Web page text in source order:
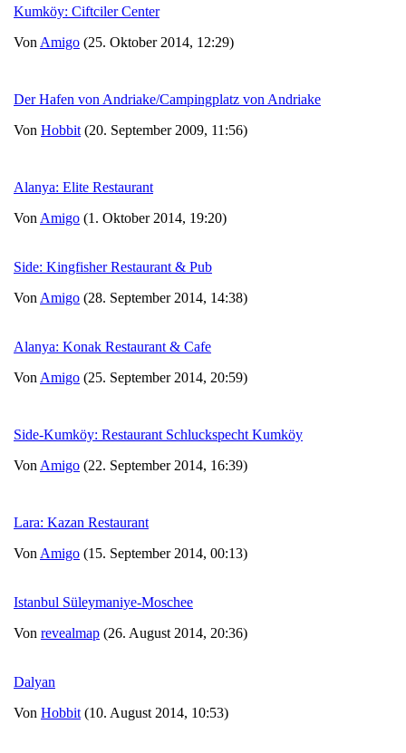
Kumköy: Ciftciler Center
Von Amigo (25. Oktober 2014, 12:29)
Der Hafen von Andriake/Campingplatz von Andriake
Von Hobbit (20. September 2009, 11:56)
Alanya: Elite Restaurant
Von Amigo (1. Oktober 2014, 19:20)
Side: Kingfisher Restaurant & Pub
Von Amigo (28. September 2014, 14:38)
Alanya: Konak Restaurant & Cafe
Von Amigo (25. September 2014, 20:59)
Side-Kumköy: Restaurant Schluckspecht Kumköy
Von Amigo (22. September 2014, 16:39)
Lara: Kazan Restaurant
Von Amigo (15. September 2014, 00:13)
Istanbul Süleymaniye-Moschee
Von revealmap (26. August 2014, 20:36)
Dalyan
Von Hobbit (10. August 2014, 10:53)